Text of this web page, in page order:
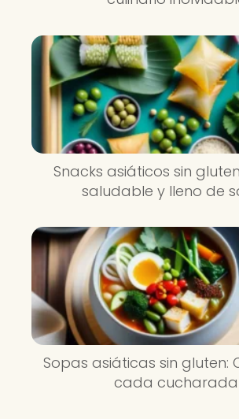
Snacks asiáticos sin
saludable y lleno de
Sopas asiáticas sin gluten:
cada cucharada